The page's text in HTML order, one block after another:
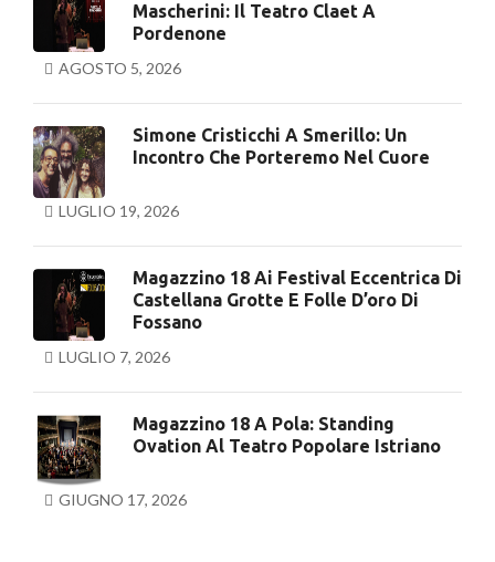
Mascherini: Il Teatro Claet A
Pordenone
AGOSTO 5, 2026
Simone Cristicchi A Smerillo: Un
Incontro Che Porteremo Nel Cuore
LUGLIO 19, 2026
Magazzino 18 Ai Festival Eccentrica Di
Castellana Grotte E Folle D’oro Di
Fossano
LUGLIO 7, 2026
Magazzino 18 A Pola: Standing
Ovation Al Teatro Popolare Istriano
GIUGNO 17, 2026